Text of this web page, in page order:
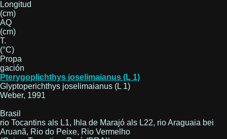
Longitud
(cm)
AQ
(cm)
T.
(°C)
Propa
gación
Pterygoplichthys joselimaianus (L 1)
Glyptoperichthys joselimaianus (L 1)
Weber, 1991
Brasil
rio Tocantins als L1, Ihla de Marajó als L22, rio Araguaia bei
Aruanã, Rio do Peixe, Rio Vermelho